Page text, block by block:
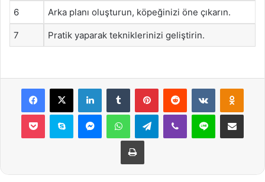
6 Arka planı oluşturun, köpeğinizi öne çıkarın.
7 Pratik yaparak tekniklerinizi geliştirin.
Facebook
X LinkedInTumblr PinterestReddit VKontakte
Pocket Skype MessengerWhatsAppTelegramViber Line E-Posta ile
Yazdır